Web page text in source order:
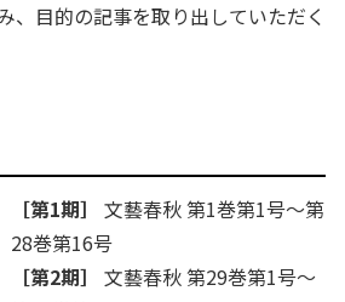
、目的の記事を取り出していただく
［第1期］
文藝春秋 第1巻第1号～第
28巻第16号
［第2期］
文藝春秋 第29巻第1号～